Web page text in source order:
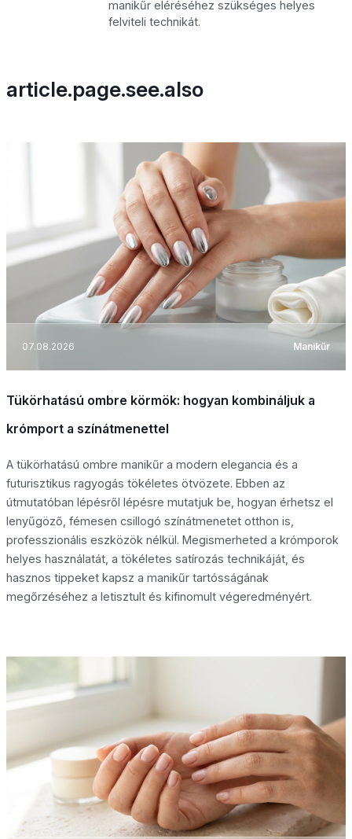
manikűr eléréséhez szükséges helyes
felviteli technikát.
article.page.see.also
07.08.2026 Manikűr
Tükörhatású ombre körmök: hogyan kombináljuk a
krómport a színátmenettel
A tükörhatású ombre manikűr a modern elegancia és a
futurisztikus ragyogás tökéletes ötvözete. Ebben az
útmutatóban lépésről lépésre mutatjuk be, hogyan érhetsz el
lenyűgöző, fémesen csillogó színátmenetet otthon is,
professzionális eszközök nélkül. Megismerheted a krómporok
helyes használatát, a tökéletes satírozás technikáját, és
hasznos tippeket kapsz a manikűr tartósságának
megőrzéséhez a letisztult és kifinomult végeredményért.